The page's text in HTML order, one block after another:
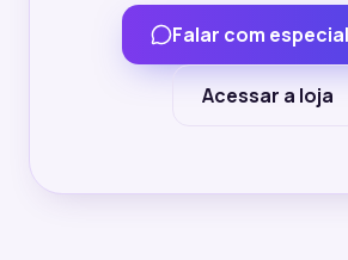
Falar com
Acessar a loja